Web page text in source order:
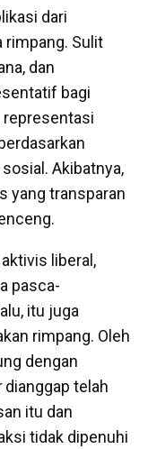
dari
rimpang. Sulit
dan
bagi
representasi
Akibatnya,
yang transparan
liberal,
pasca-
itu juga
rimpang. Oleh
dengan
dianggap telah
itu dan
tidak dipenuhi